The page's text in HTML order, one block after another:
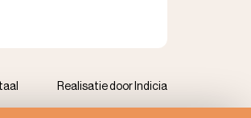
Realisatie door Indicia